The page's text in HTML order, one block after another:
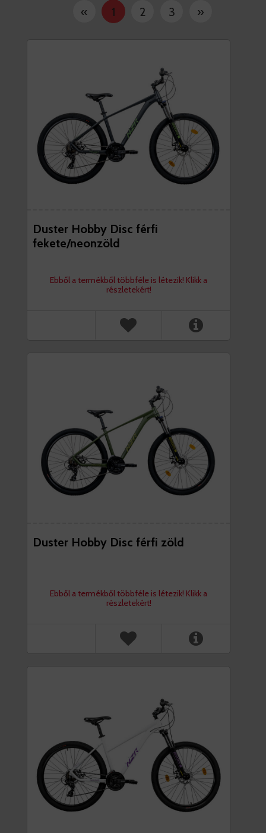
« 1 2 3 »
Duster Hobby Disc férfi
fekete/neonzöld
Ebből a termékből többféle is létezik! Klikk a
részletekért!
Duster Hobby Disc férfi zöld
Ebből a termékből többféle is létezik! Klikk a
részletekért!